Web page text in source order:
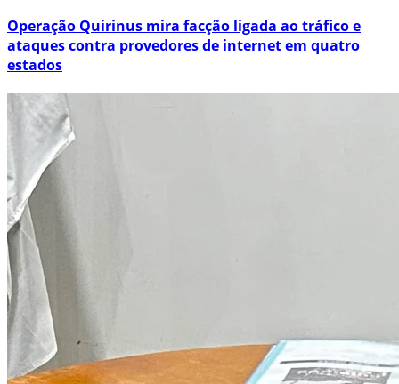
Operação Quirinus mira facção ligada ao tráfico e
ataques contra provedores de internet em quatro
estados